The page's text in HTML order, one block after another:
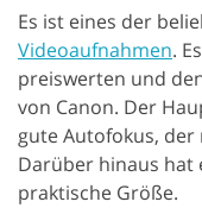
Es ist eines der
Videoaufnahmen.
preiswerten und
von Canon. Der
gute Autofokus, der
Darüber hinaus hat
praktische Größe.